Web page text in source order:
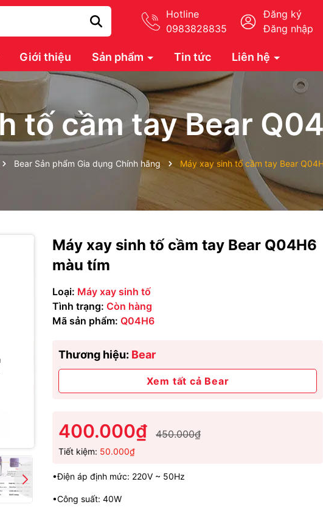
Hotline
0983828835
Đăng ký
Đăng nhập
Giới thiệu Sản phẩm Tin tức Liên hệ
tố cầm tay Bear
Bear Sản phẩm Gia dụng Chính hãng Máy xay sinh tố cầm tay Bear
Máy xay sinh tố cầm tay Bear Q04H6
màu tím
Loại: Máy xay sinh tố
Tình trạng: Còn hàng
Mã sản phẩm: Q04H6
Thương hiệu: Bear
Xem tất cả Bear
400.000₫ 450.000₫
Tiết kiệm: 50.000₫
•Điện áp định mức: 220V ~ 50Hz
•Công suất: 40W